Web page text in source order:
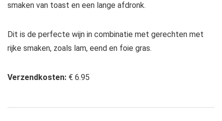
smaken van toast en een lange afdronk.
Dit is de perfecte wijn in combinatie met gerechten met
rijke smaken, zoals lam, eend en foie gras.
Verzendkosten: € 6.95